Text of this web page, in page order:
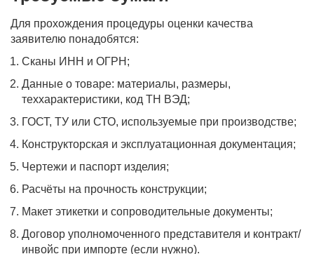
Для прохождения процедуры оценки качества
заявителю понадобятся:
Сканы ИНН и ОГРН;
Данные о товаре: материалы, размеры,
теххарактеристики, код ТН ВЭД;
ГОСТ, ТУ или СТО, используемые при производстве;
Конструкторская и эксплуатационная документация;
Чертежи и паспорт изделия;
Расчёты на прочность конструкции;
Макет этикетки и сопроводительные документы;
Договор уполномоченного представителя и контракт/
инвойс при импорте (если нужно).